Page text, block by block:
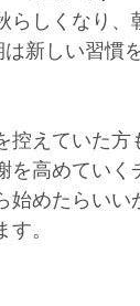
らしくなり、
は新しい習慣
控えていた
を高めてい
始めたらいい
。